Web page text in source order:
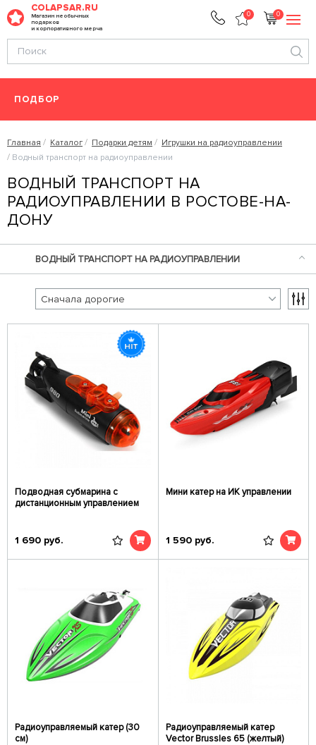
COLAPSAR.RU
Магазин необычных
подарков
и корпоративного мерча
0 0
ПОДБОР
Главная Каталог Подарки детям
Игрушки на радиоуправлении
Водный транспорт на радиоуправлении
ВОДНЫЙ ТРАНСПОРТ НА
РАДИОУПРАВЛЕНИИ В РОСТОВЕ-НА-
ДОНУ
ВОДНЫЙ ТРАНСПОРТ НА РАДИОУПРАВЛЕНИИ
Подводная субмарина с
дистанционным управлением
1 690 руб.
Мини катер на ИК управлении
1 590 руб.
Радиоуправляемый катер (30
см)
Радиоуправляемый катер
Vector Brussles 65 (желтый)